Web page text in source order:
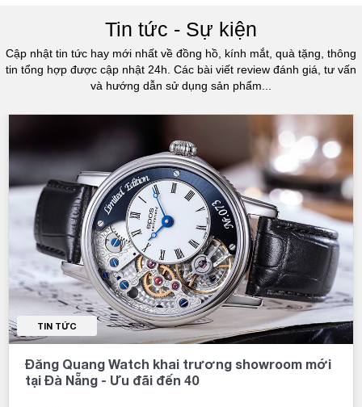
Tin tức - Sự kiện
Cập nhật tin tức hay mới nhất về đồng hồ, kính mắt, quà tặng, thông
tin tổng hợp được cập nhật 24h. Các bài viết review đánh giá, tư vấn
và hướng dẫn sử dụng sản phẩm...
TIN TỨC
Đăng Quang Watch khai trương showroom mới
tại Đà Nẵng - Ưu đãi đến 40